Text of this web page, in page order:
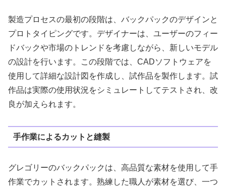
製造プロセスの最初の段階は、バックパックのデザインと
プロトタイピングです。デザイナーは、ユーザーのフィー
ドバックや市場のトレンドを考慮しながら、新しいモデル
の設計を行います。この段階では、CADソフトウェアを
使用して詳細な設計図を作成し、試作品を製作します。試
作品は実際の使用状況をシミュレートしてテストされ、改
良が加えられます。
手作業によるカットと縫製
グレゴリーのバックパックは、高品質な素材を使用して手
作業でカットされます。熟練した職人が素材を選び、一つ